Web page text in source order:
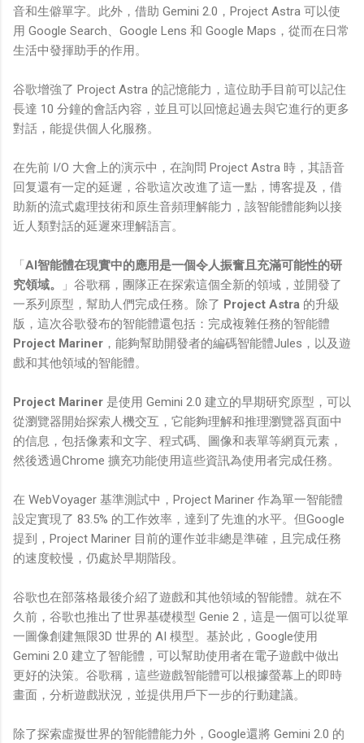
音和生僻單字。此外，借助 Gemini 2.0，Project Astra 可以使
用 Google Search、Google Lens 和 Google Maps，從而在日常
生活中發揮助手的作用。
谷歌增強了 Project Astra 的記憶能力，這位助手目前可以記住
長達 10 分鐘的會話內容，並且可以回憶起過去與它進行的更多
對話，能提供個人化服務。
在先前 I/O 大會上的演示中，在詢問 Project Astra 時，其語音
回复還有一定的延遲，谷歌這次改進了這一點，博客提及，借
助新的流式處理技術和原生音頻理解能力，該智能體能夠以接
近人類對話的延遲來理解語言。
「AI智能體在現實中的應用是一個令人振奮且充滿可能性的研
究領域。
」谷歌稱，團隊正在探索這個全新的領域，並開發了
一系列原型，幫助人們完成任務。除了 Project Astra 的升級
版，這次谷歌發布的智能體還包括：完成複雜任務的智能體
Project Mariner ，能夠幫助開發者的編碼智能體Jules，以及遊
戲和其他領域的智能體。
Project Mariner 是使用 Gemini 2.0 建立的早期研究原型，可以
從瀏覽器開始探索人機交互，它能夠理解和推理瀏覽器頁面中
的信息，包括像素和文字、程式碼、圖像和表單等網頁元素，
然後透過Chrome 擴充功能使用這些資訊為使用者完成任務。
在 WebVoyager 基準測試中，Project Mariner 作為單一智能體
設定實現了 83.5% 的工作效率，達到了先進的水平。但Google
提到，Project Mariner 目前的運作並非總是準確，且完成任務
的速度較慢，仍處於早期階段。
谷歌也在部落格最後介紹了遊戲和其他領域的智能體。就在不
久前，谷歌也推出了世界基礎模型 Genie 2，這是一個可以從單
一圖像創建無限3D 世界的 AI 模型。基於此，Google使用
Gemini 2.0 建立了智能體，可以幫助使用者在電子遊戲中做出
更好的決策。谷歌稱，這些遊戲智能體可以根據螢幕上的即時
畫面，分析遊戲狀況，並提供用戶下一步的行動建議。
除了探索虛擬世界的智能體能力外，Google還將 Gemini 2.0 的